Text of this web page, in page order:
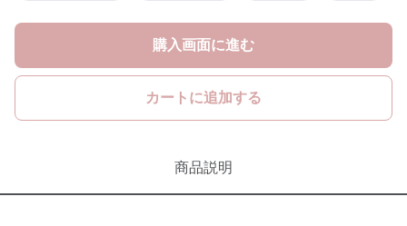
購入画面に進む
カートに追加する
商品説明